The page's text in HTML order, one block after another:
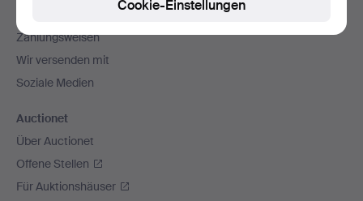
Zahlungsweisen
Wir versenden mit
Soziale Medien
Auctionet
Über Auctionet
Offene Stellen
Für Auktionshäuser
Cookie-Einstellungen